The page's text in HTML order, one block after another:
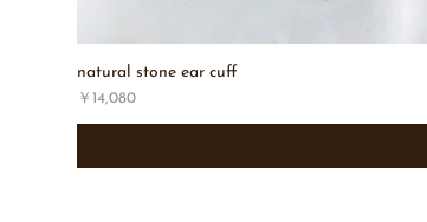
natural stone ear cuff
価格
￥14,080